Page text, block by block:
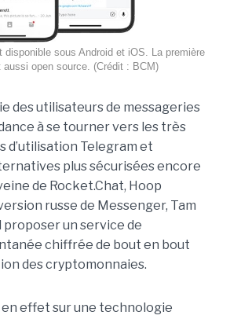
disponible sous Android et iOS. La première
aussi open source. (Crédit : BCM)
des utilisateurs de messageries
à se tourner vers les très
d’utilisation Telegram et
plus sécurisées encore
de Rocket.Chat, Hoop
russe de Messenger, Tam
proposer un service de
chiffrée de bout en bout
des cryptomonnaies.
en effet sur une technologie